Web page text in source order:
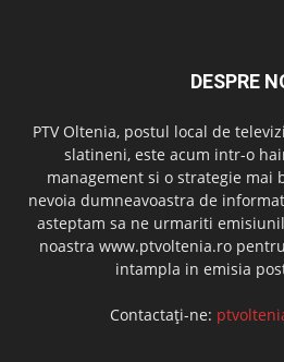
DESPRE
PTV Oltenia, postul local de
slatineni, este acum intr-o
management si o strategie mai
nevoia dumneavoastra de
asteptam sa ne urmariti
noastra www.ptvoltenia.ro
intampla in emisia
Contactați-ne: